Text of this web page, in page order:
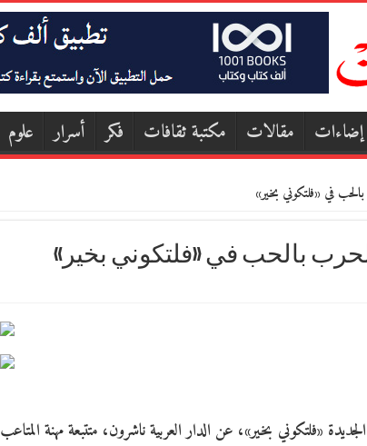
إضاءات مقالات مكتبة ثقافات فكر أسرار علوم
في «فلتكوني بخير»
بالحب في «فلتكوني بخير»
«فلتكوني بخير»، عن الدار العربية ناشرون، متتبعة مهنة المتاعب